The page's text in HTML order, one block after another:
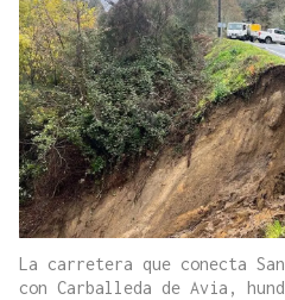
La carretera que conecta
con Carballeda de Avia,